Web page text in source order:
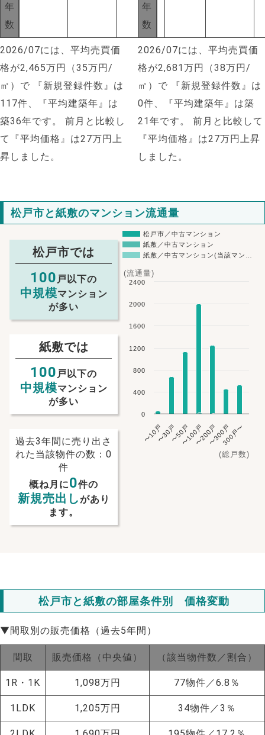
NEW!
NEW!
年
数
2026/07には、平均売買価
格が2,465万円（35万円/
㎡）で 『新規登録件数』は
117件、『平均建築年』は
築36年です。
前月と比較し
て『平均価格』は27万円上
昇しました。
年
数
2026/07には、平均売買価
格が2,681万円（38万円/
㎡）で 『新規登録件数』は
0件、『平均建築年』は築
21年です。
前月と比較して
『平均価格』は27万円上昇
しました。
松戸市と紙敷のマンション流通量
松戸市では
100 戸以下の
中規模マンション
が多い
紙敷では
100 戸以下の
中規模マンション
が多い
過去3年間に売り出さ
れた当該物件の数：0
件
概ね月に0件の
新規売出しがあり
ます。
(総戸数)
(流通量)
松戸市／中古マンション
紙敷／中古マンション
紙敷／中古マンション(当該マン…
〜10戸〜30戸〜50戸〜100戸〜200戸〜300戸300戸〜
0
400
800
1200
1600
2000
2400
松戸市と紙敷の部屋条件別 価格変動
▼間取別の販売価格（過去5年間）
間取 販売価格（中央値） （該当物件数／割合）
1R・1K 1,098万円 77物件／6.8％
1LDK 1,205万円 34物件／3％